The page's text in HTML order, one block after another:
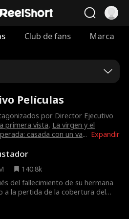
Club de fans Marca
Películas
Expandir
por Director Ejecutivo
primera vista, La virgen y el
casada con un va...
140.8k
del fallecimiento de su hermana
a la pertida de la cobertura del